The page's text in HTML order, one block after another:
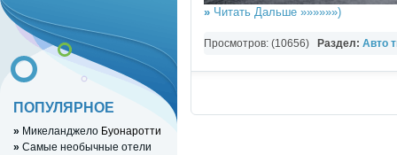
» Читать Дальше »»»»»»)
Просмотров: (10656) Раздел: Авто
ПОПУЛЯРНОЕ
» Микеланджело Буонаротти
» Самые необычные отели